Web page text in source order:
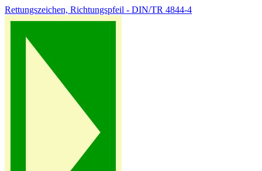
Rettungszeichen, Richtungspfeil - DIN/TR 4844-4